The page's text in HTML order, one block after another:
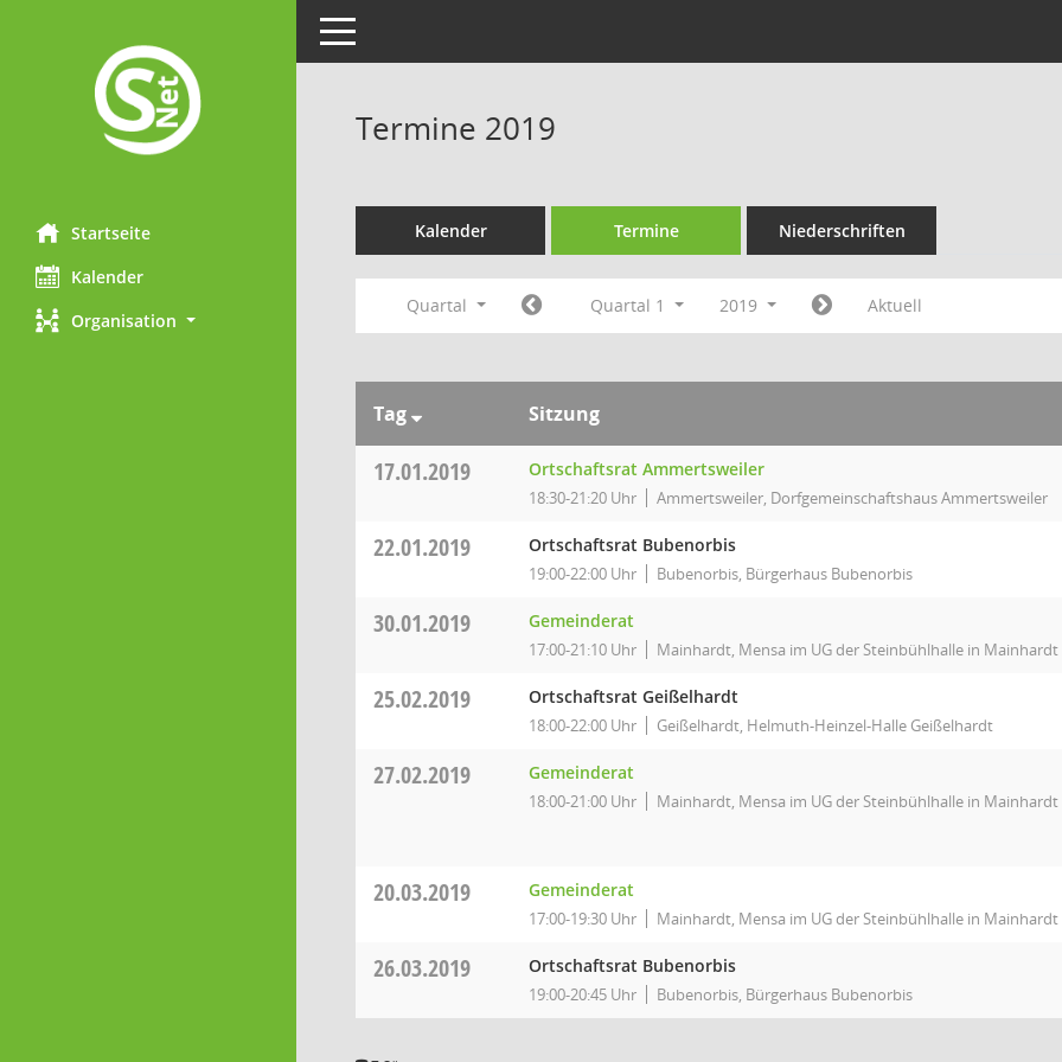
Startseite
Kalender
Organisation
Toggle navigation
Termine 2019
Kalender Termine Niederschriften
Quartal Quartal 1 2019 Aktuell
Tag Sitzung
17.01.2019 Ortschaftsrat Ammertsweiler
18:30-21:20 Uhr Ammertsweiler, Dorfgemeinschaftshaus Ammertsweiler
22.01.2019 Ortschaftsrat Bubenorbis
19:00-22:00 Uhr Bubenorbis, Bürgerhaus Bubenorbis
30.01.2019 Gemeinderat
17:00-21:10 Uhr Mainhardt, Mensa im UG der Steinbühlhalle in Mainhardt
25.02.2019 Ortschaftsrat Geißelhardt
18:00-22:00 Uhr Geißelhardt, Helmuth-Heinzel-Halle Geißelhardt
27.02.2019 Gemeinderat
18:00-21:00 Uhr Mainhardt, Mensa im UG der Steinbühlhalle in Mainhardt
20.03.2019 Gemeinderat
17:00-19:30 Uhr Mainhardt, Mensa im UG der Steinbühlhalle in Mainhardt
26.03.2019 Ortschaftsrat Bubenorbis
19:00-20:45 Uhr Bubenorbis, Bürgerhaus Bubenorbis